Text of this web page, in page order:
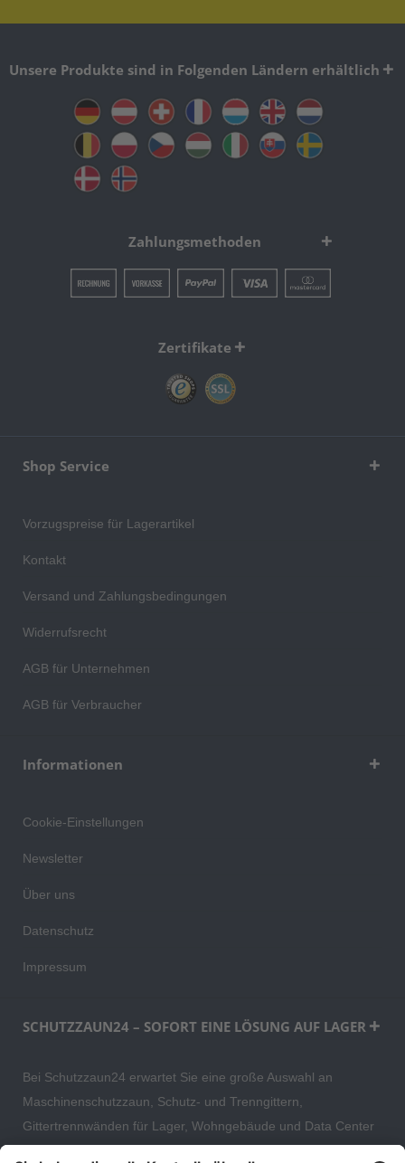
Unsere Produkte sind in Folgenden Ländern erhältlich
Zahlungsmethoden
Zertifikate
Shop Service
Vorzugspreise für Lagerartikel
Kontakt
Versand und Zahlungsbedingungen
Widerrufsrecht
AGB für Unternehmen
AGB für Verbraucher
Informationen
Cookie-Einstellungen
Newsletter
Über uns
Datenschutz
Impressum
SCHUTZZAUN24 – SOFORT EINE LÖSUNG AUF LAGER
Bei Schutzzaun24 erwartet Sie eine große Auswahl an
Maschinenschutzzaun, Schutz- und Trenngittern,
Gittertrennwänden für Lager, Wohngebäude und Data Center